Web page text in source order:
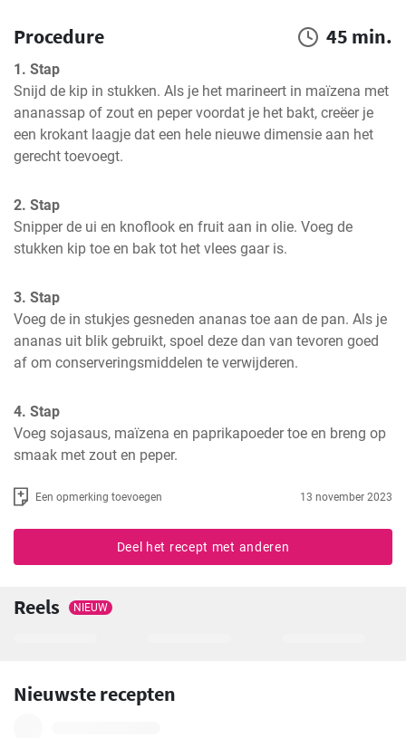
Procedure 45 min.
1. Stap
Snijd de kip in stukken. Als je het marineert in maïzena met
ananassap of zout en peper voordat je het bakt, creëer je
een krokant laagje dat een hele nieuwe dimensie aan het
gerecht toevoegt.
2. Stap
Snipper de ui en knoflook en fruit aan in olie. Voeg de
stukken kip toe en bak tot het vlees gaar is.
3. Stap
Voeg de in stukjes gesneden ananas toe aan de pan. Als je
ananas uit blik gebruikt, spoel deze dan van tevoren goed
af om conserveringsmiddelen te verwijderen.
4. Stap
Voeg sojasaus, maïzena en paprikapoeder toe en breng op
smaak met zout en peper.
Een opmerking toevoegen 13 november 2023
Deel het recept met anderen
Reels NIEUW
Nieuwste recepten